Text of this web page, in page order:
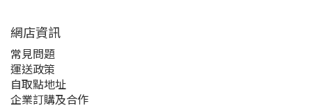
網店資訊
常見問題
運送政策
自取點地址
企業訂購及合作